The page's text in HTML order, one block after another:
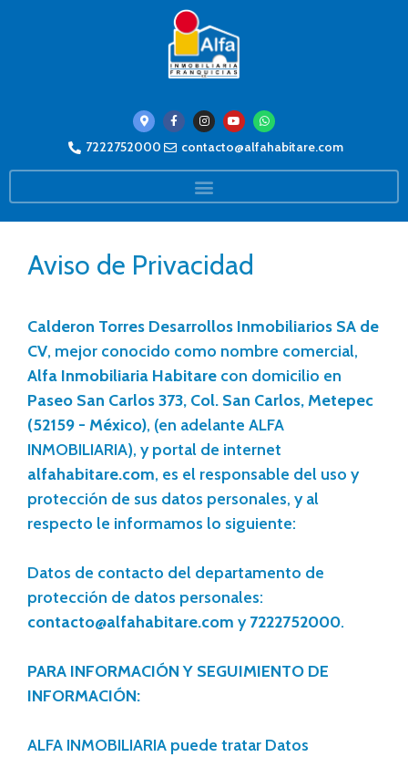
7222752000 contacto@alfahabitare.com
Aviso de Privacidad
Calderon Torres Desarrollos Inmobiliarios SA de
CV, mejor conocido como nombre comercial,
Alfa Inmobiliaria Habitare con domicilio en
Paseo San Carlos 373, Col. San Carlos, Metepec
(52159 - México), (en adelante ALFA
INMOBILIARIA), y portal de internet
alfahabitare.com, es el responsable del uso y
protección de sus datos personales, y al
respecto le informamos lo siguiente:
Datos de contacto del departamento de
protección de datos personales:
contacto@alfahabitare.com y7222752000.
PARA INFORMACIÓN Y SEGUIMIENTO DE
INFORMACIÓN:
ALFA INMOBILIARIA puede tratar Datos